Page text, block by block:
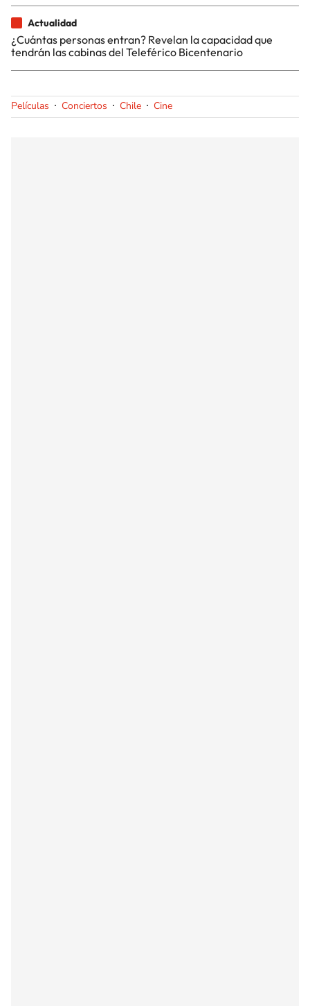
Actualidad
¿Cuántas personas entran? Revelan la capacidad que
tendrán las cabinas del Teleférico Bicentenario
Películas Conciertos Chile Cine